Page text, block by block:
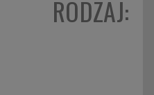
RODZAJ: